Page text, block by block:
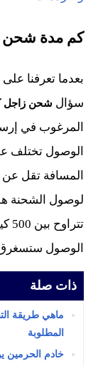
كم مدة شحن
بعدما تعرفنا على
سؤال شحن زاجل
المرغوب في
الوصول تختلف
لوصول الشحنة
الوصول
ذات صلة
المطلوبة
خادم الحرمين